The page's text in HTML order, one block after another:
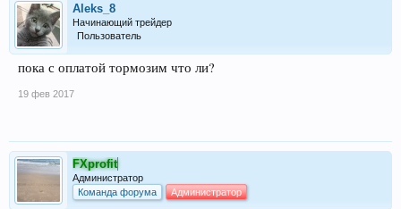
Aleks_8
Начинающий трейдер
Пользователь
пока с оплатой тормозим что ли?
19 фев 2017
FXprofit
Администратор
Команда форума
Администратор